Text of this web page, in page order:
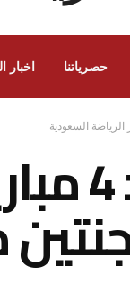
حصرياتنا اخبار
الرياضة السعودية